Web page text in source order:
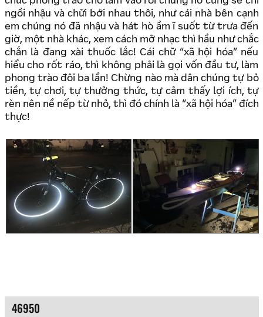
ngồi nhậu và chửi bới nhau thôi, như cái nhà bên cạnh
em chúng nó đã nhậu và hát hò ầm ĩ suốt từ trưa đến
giờ, một nhà khác, xem cách mở nhạc thì hầu như chắc
chắn là đang xài thuốc lắc! Cái chữ “xã hội hóa” nếu
hiểu cho rốt ráo, thì không phải là gọi vốn đầu tư, làm
phong trào đôi ba lần! Chừng nào mà dân chúng tự bỏ
tiền, tự chơi, tự thưởng thức, tự cảm thấy lợi ích, tự
rèn nên nề nếp từ nhỏ, thì đó chính là “xã hội hóa” đích
thực!
46950